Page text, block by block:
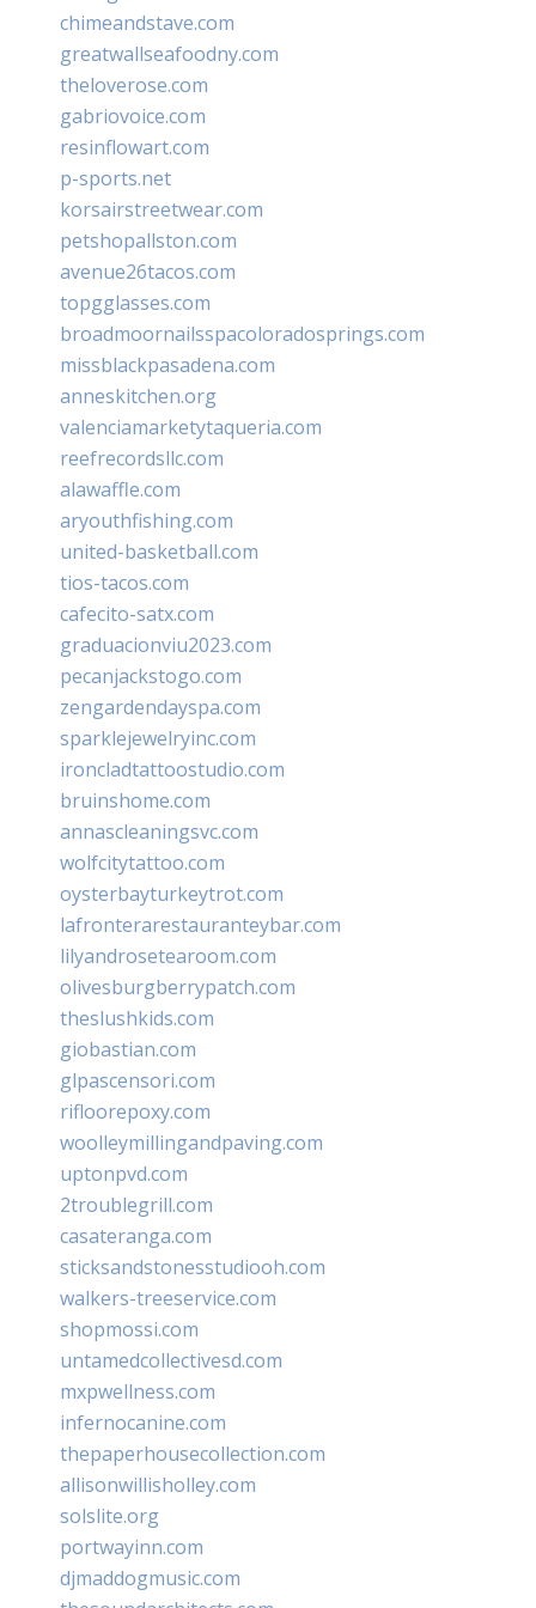
chimeandstave.com
greatwallseafoodny.com
theloverose.com
gabriovoice.com
resinflowart.com
p-sports.net
korsairstreetwear.com
petshopallston.com
avenue26tacos.com
topgglasses.com
broadmoornailsspacoloradosprings.com
missblackpasadena.com
anneskitchen.org
valenciamarketytaqueria.com
reefrecordsllc.com
alawaffle.com
aryouthfishing.com
united-basketball.com
tios-tacos.com
cafecito-satx.com
graduacionviu2023.com
pecanjackstogo.com
zengardendayspa.com
sparklejewelryinc.com
ironcladtattoostudio.com
bruinshome.com
annascleaningsvc.com
wolfcitytattoo.com
oysterbayturkeytrot.com
lafronterarestauranteybar.com
lilyandrosetearoom.com
olivesburgberrypatch.com
theslushkids.com
giobastian.com
glpascensori.com
rifloorepoxy.com
woolleymillingandpaving.com
uptonpvd.com
2troublegrill.com
casateranga.com
sticksandstonesstudiooh.com
walkers-treeservice.com
shopmossi.com
untamedcollectivesd.com
mxpwellness.com
infernocanine.com
thepaperhousecollection.com
allisonwillisholley.com
solslite.org
portwayinn.com
djmaddogmusic.com